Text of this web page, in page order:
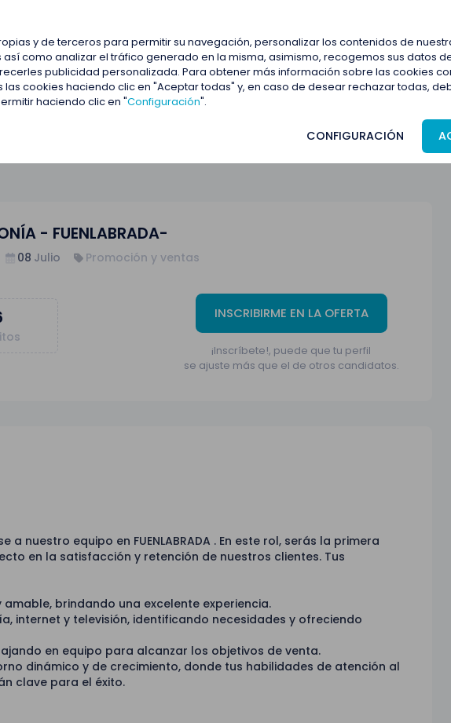
y de terceros para permitir su navegación, personalizar los contenidos de
como analizar el tráfico generado en la misma, asimismo, recogemos sus datos
publicidad personalizada. Para obtener más información sobre las cookies
cookies haciendo clic en "Aceptar todas" y, en caso de desear rechazar todas,
haciendo clic en "Configuración".
CONFIGURACIÓN
- FUENLABRADA-
08 Julio Promoción y ventas
INSCRIBIRME EN LA OFERTA
¡Inscríbete!, puede que tu perfil
se ajuste más que el de otros candidatos.
nuestro equipo en FUENLABRADA . En este rol, serás la primera
en la satisfacción y retención de nuestros clientes. Tus
brindando una excelente experiencia.
internet y televisión, identificando necesidades y ofreciendo
en equipo para alcanzar los objetivos de venta.
dinámico y de crecimiento, donde tus habilidades de atención al
clave para el éxito.